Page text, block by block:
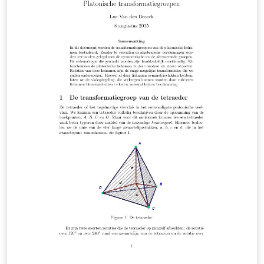
korte discussie over een mogelijke verklaring via
dominante eigenwaarden en eigenvectoren.De
aangekondigde verklaring ontbrak echter op deze site.
Korte tijd na de ontdekking van de stelling van de
krimpende puntenketting kwam er een compacte maar
geïnspireerde analyse van Dirk Danckaert. In dit verslag
probeer ik zijn ideën iets breedvoeriger uit te schrijven.